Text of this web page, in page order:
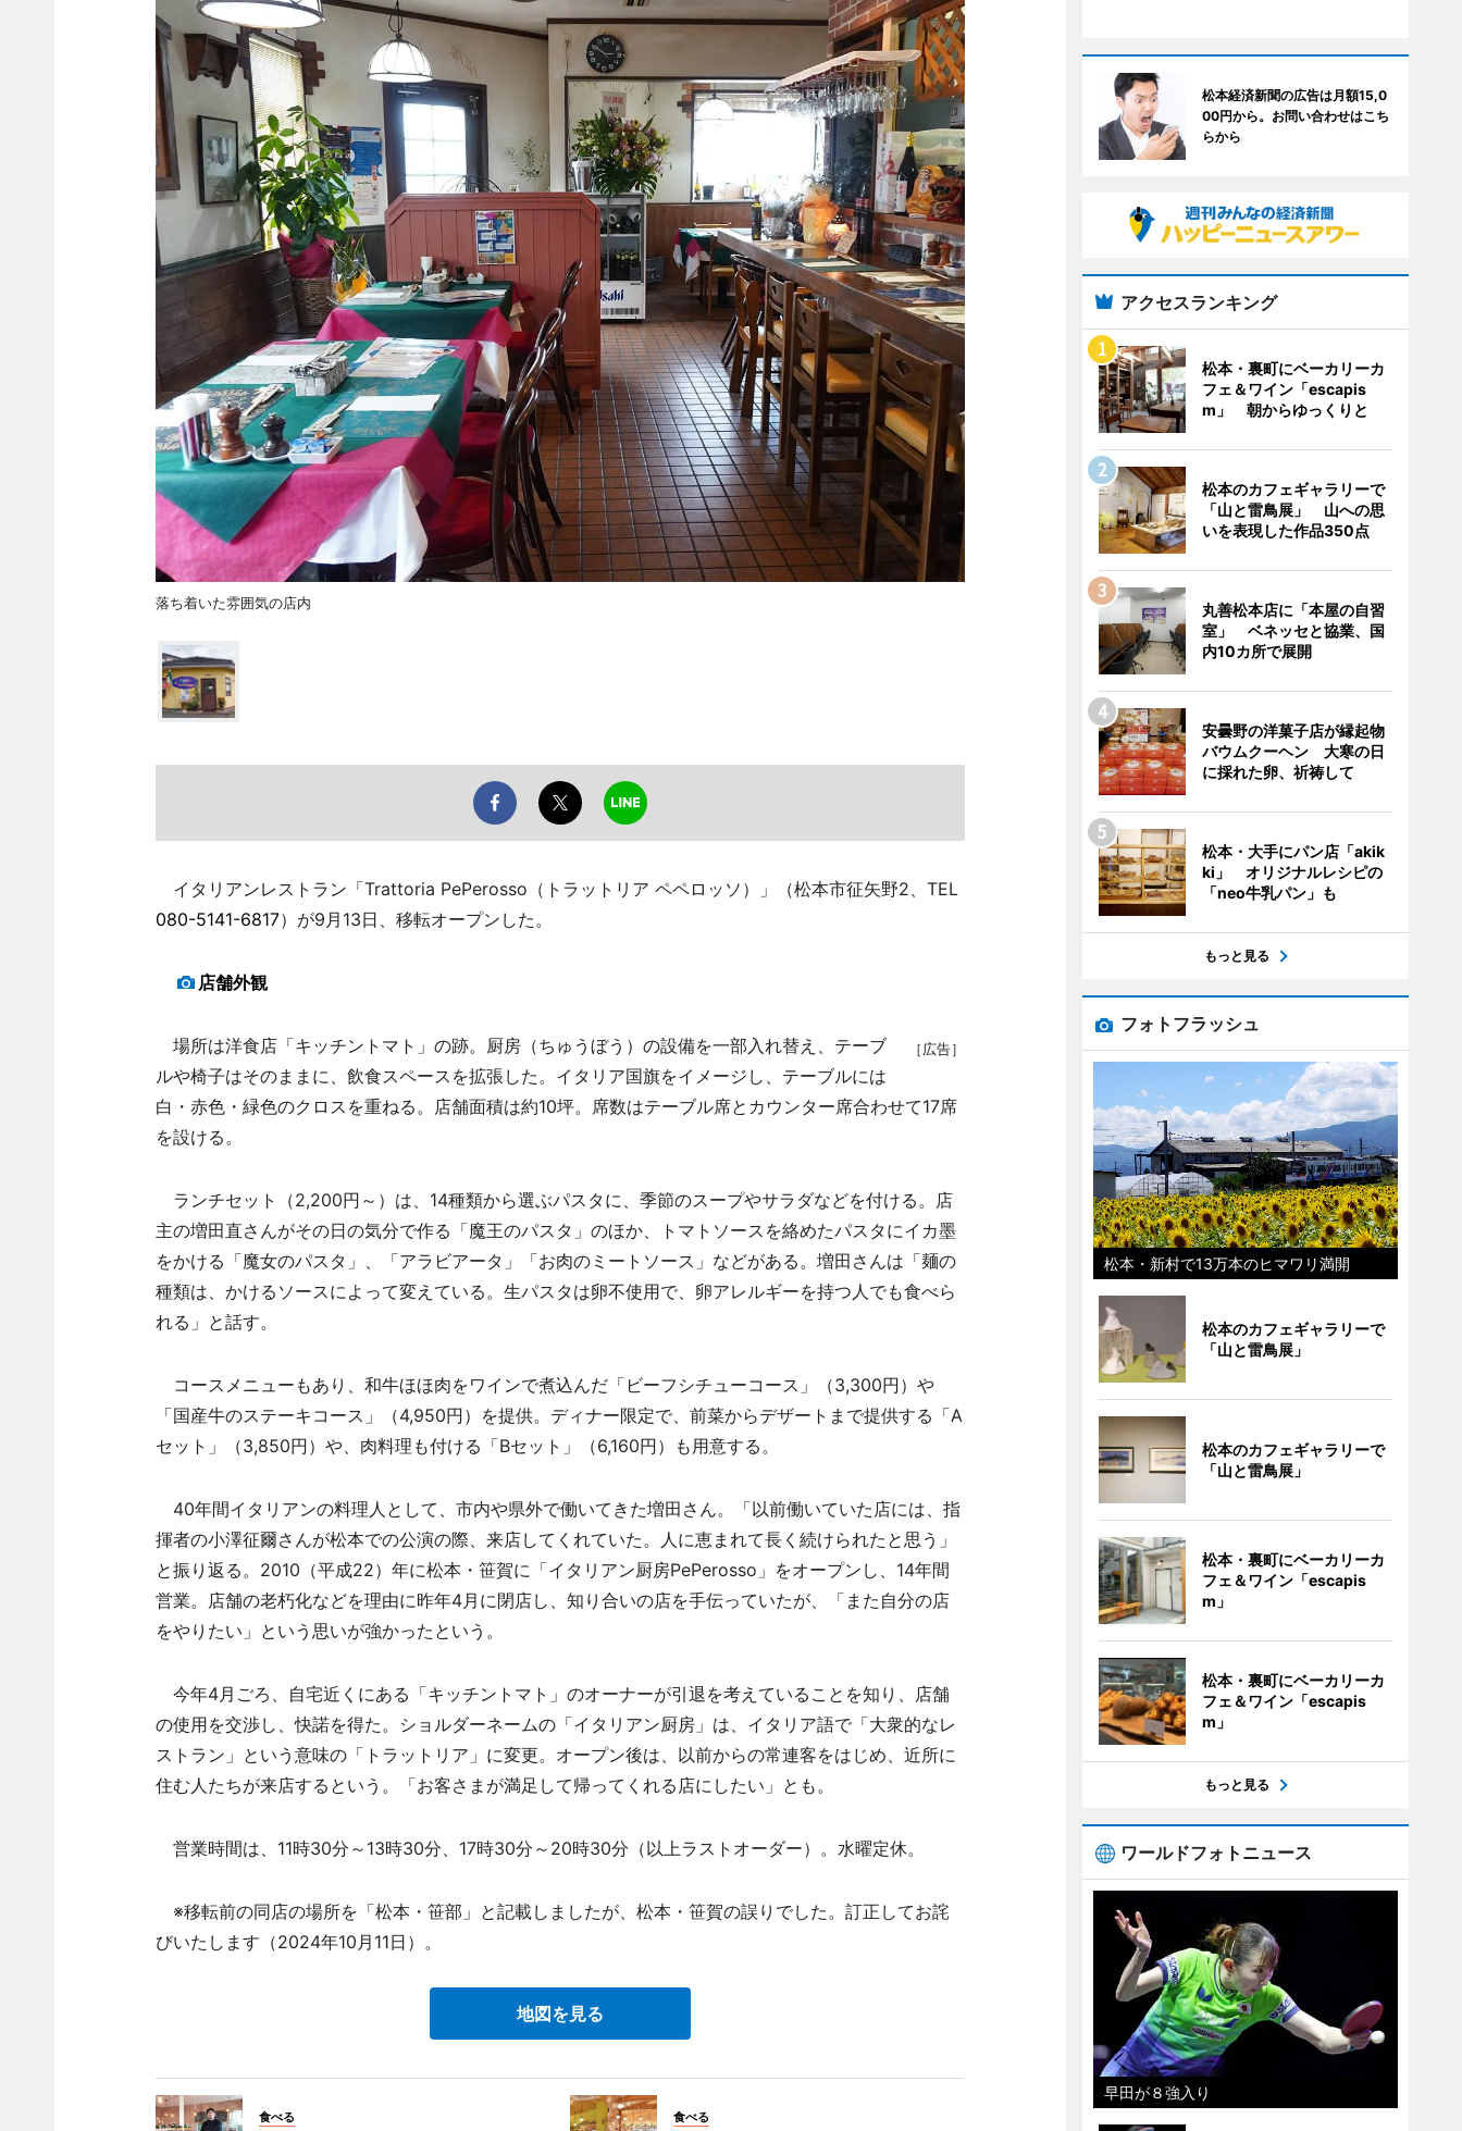
落ち着いた雰囲気の店内
イタリアンレストラン「Trattoria PePerosso（トラットリア ペペロッソ）」（松本市征矢野2、TEL
080-5141-6817）が9月13日、移転オープンした。
店舗外観
［広告］
場所は洋食店「キッチントマト」の跡。厨房（ちゅうぼう）の設備を一部入れ替え、テーブ
ルや椅子はそのままに、飲食スペースを拡張した。イタリア国旗をイメージし、テーブルには
白・赤色・緑色のクロスを重ねる。店舗面積は約10坪。席数はテーブル席とカウンター席合わせて17席
を設ける。
ランチセット（2,200円～）は、14種類から選ぶパスタに、季節のスープやサラダなどを付ける。店
主の増田直さんがその日の気分で作る「魔王のパスタ」のほか、トマトソースを絡めたパスタにイカ墨
をかける「魔女のパスタ」、「アラビアータ」「お肉のミートソース」などがある。増田さんは「麺の
種類は、かけるソースによって変えている。生パスタは卵不使用で、卵アレルギーを持つ人でも食べら
れる」と話す。
コースメニューもあり、和牛ほほ肉をワインで煮込んだ「ビーフシチューコース」（3,300円）や
「国産牛のステーキコース」（4,950円）を提供。ディナー限定で、前菜からデザートまで提供する「A
セット」（3,850円）や、肉料理も付ける「Bセット」（6,160円）も用意する。
40年間イタリアンの料理人として、市内や県外で働いてきた増田さん。「以前働いていた店には、指
揮者の小澤征爾さんが松本での公演の際、来店してくれていた。人に恵まれて長く続けられたと思う」
と振り返る。2010（平成22）年に松本・笹賀に「イタリアン厨房PePerosso」をオープンし、14年間
営業。店舗の老朽化などを理由に昨年4月に閉店し、知り合いの店を手伝っていたが、「また自分の店
をやりたい」という思いが強かったという。
今年4月ごろ、自宅近くにある「キッチントマト」のオーナーが引退を考えていることを知り、店舗
の使用を交渉し、快諾を得た。ショルダーネームの「イタリアン厨房」は、イタリア語で「大衆的なレ
ストラン」という意味の「トラットリア」に変更。オープン後は、以前からの常連客をはじめ、近所に
住む人たちが来店するという。「お客さまが満足して帰ってくれる店にしたい」とも。
営業時間は、11時30分～13時30分、17時30分～20時30分（以上ラストオーダー）。水曜定休。
※移転前の同店の場所を「松本・笹部」と記載しましたが、松本・笹賀の誤りでした。訂正してお詫
びいたします（2024年10月11日）。
地図を見る
食べる 食べる
松本経済新聞の広告は月額15,0
00円から。お問い合わせはこち
らから
アクセスランキング
松本・裏町にベーカリーカ
フェ＆ワイン「escapis
m」 朝からゆっくりと
松本のカフェギャラリーで
「山と雷鳥展」 山への思
いを表現した作品350点
丸善松本店に「本屋の自習
室」 ベネッセと協業、国
内10カ所で展開
安曇野の洋菓子店が縁起物
バウムクーヘン 大寒の日
に採れた卵、祈祷して
松本・大手にパン店「akik
ki」 オリジナルレシピの
「neo牛乳パン」も
もっと見る
フォトフラッシュ
松本・新村で13万本のヒマワリ満開
松本のカフェギャラリーで
「山と雷鳥展」
松本のカフェギャラリーで
「山と雷鳥展」
松本・裏町にベーカリーカ
フェ＆ワイン「escapis
m」
松本・裏町にベーカリーカ
フェ＆ワイン「escapis
m」
もっと見る
ワールドフォトニュース
早田が８強入り